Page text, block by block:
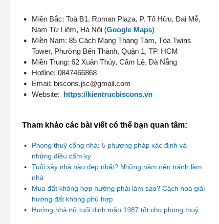
Miền Bắc: Toà B1, Roman Plaza, P. Tố Hữu, Đai Mễ,
Nam Từ Liêm, Hà Nội (Google Maps)
Miền Nam: 85 Cách Mạng Tháng Tám, Tòa Twins
Tower, Phường Bến Thành, Quận 1, TP. HCM
Miền Trung: 62 Xuân Thủy, Cẩm Lệ, Đà Nẵng
Hotline: 0847466868
Email: biscons.jsc@gmail.com
Website: https://kientrucbiscons.vn
Tham khảo các bài viết có thể bạn quan tâm:
Phong thuỷ cổng nhà: 5 phương pháp xác định và
những điều cấm kỵ
Tuổi xây nhà nào đẹp nhất? Những năm nên tránh làm
nhà
Mua đất không hợp hướng phải làm sao? Cách hoá giải
hướng đất không phù hợp
Hướng nhà nữ tuổi đinh mão 1987 tốt cho phong thuỷ